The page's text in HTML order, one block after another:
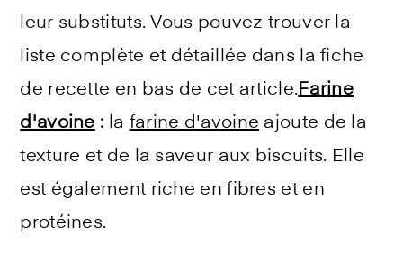
leur substituts. Vous pouvez trouver la
liste complète et détaillée dans la fiche
de recette en bas de cet article.Farine
d'avoine : la farine d'avoine ajoute de la
texture et de la saveur aux biscuits. Elle
est également riche en fibres et en
protéines.